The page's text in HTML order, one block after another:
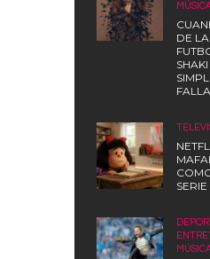
DE
FALLA
SERIE